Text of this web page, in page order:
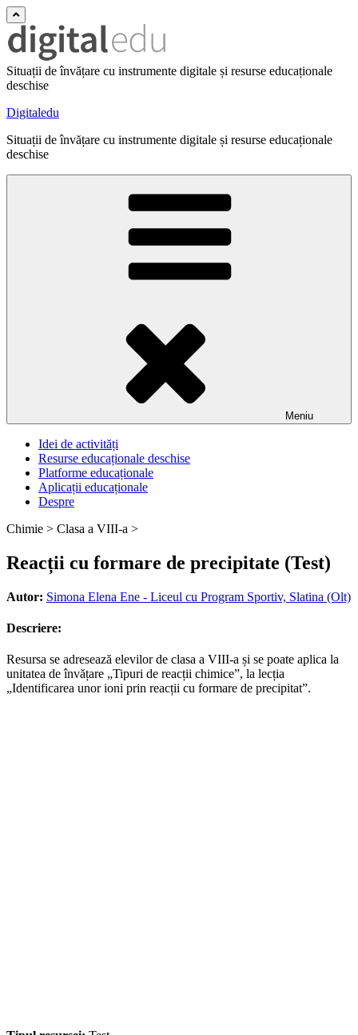
Situații de învățare cu instrumente digitale și resurse educaționale
deschise
Digitaledu
Situații de învățare cu instrumente digitale și resurse educaționale
deschise
Meniu
Idei de activități
Resurse educaționale deschise
Platforme educaționale
Aplicații educaționale
Despre
Chimie > Clasa a VIII-a >
Reacții cu formare de precipitate (Test)
Autor: Simona Elena Ene - Liceul cu Program Sportiv, Slatina (Olt)
Descriere:
Resursa se adresează elevilor de clasa a VIII-a și se poate aplica la
unitatea de învățare „Tipuri de reacții chimice”, la lecția
„Identificarea unor ioni prin reacții cu formare de precipitat”.